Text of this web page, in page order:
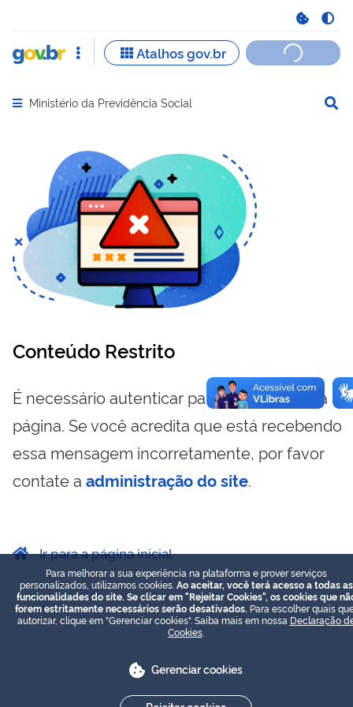
Abrir menu principal de navegação
Ministério da Previdência Social
Conteúdo Restrito
É necessário autenticar para visualizar essa
página. Se você acredita que está recebendo
essa mensagem incorretamente, por favor
contate a administração do site.
Ir para a página inicial
Para melhorar a sua experiência na plataforma e prover serviços
personalizados, utilizamos cookies. Ao aceitar, você terá acesso a todas as
funcionalidades do site. Se clicar em "Rejeitar Cookies", os cookies que
forem estritamente necessários serão desativados. Para escolher quais
autorizar, clique em "Gerenciar cookies". Saiba mais em nossa Declaração
Cookies
Gerenciar cookies